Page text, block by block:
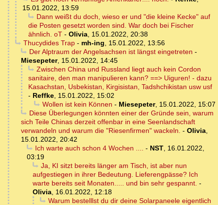
15.01.2022, 13:59
Dann weißt du doch, wieso er und "die kleine Kecke" auf
die Posten gesetzt worden sind. War doch bei Fischer
ähnlich. oT - Olivia, 15.01.2022, 20:38
Thucydides Trap- mh-ing, 15.01.2022, 13:56
Der Alptraum der Angelsachsen ist längst eingetreten -
Miesepeter, 15.01.2022, 14:45
Zwischen China und Russland liegt auch kein Cordon
sanitaire, den man manipulieren kann? ==> Uiguren! - dazu
Kasachstan, Usbekistan, Kirgisistan, Tadshchikistan usw usf
- Reffke, 15.01.2022, 15:02
Wollen ist kein Können - Miesepeter, 15.01.2022, 15:07
Diese Überlegungen könnten einer der Gründe sein, warum
sich Teile Chinas derzeit offenbar in eine Seenlandschaft
verwandeln und warum die "Riesenfirmen" wackeln. - Olivia,
15.01.2022, 20:42
Ich warte auch schon 4 Wochen .... - NST, 16.01.2022,
03:19
Ja, KI sitzt bereits länger am Tisch, ist aber nun
aufgestiegen in ihrer Bedeutung. Lieferengpässe? Ich
warte bereits seit Monaten..... und bin sehr gespannt. -
Olivia, 16.01.2022, 12:18
Warum bestelllst du dir deine Solarpaneele eigentlich